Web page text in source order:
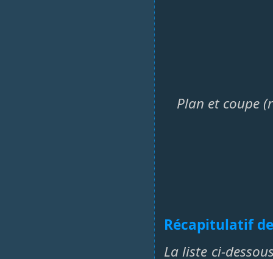
Plan et coupe
Récapitulatif
La liste ci-